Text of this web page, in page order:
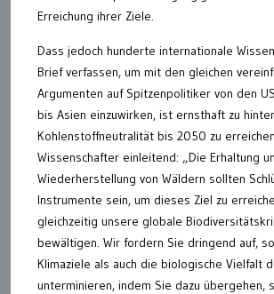
Erreichung ihrer Ziele.
Dass jedoch hunderte internationale
Brief verfassen, um mit den gleichen
Argumenten auf Spitzenpolitiker von den
bis Asien einzuwirken, ist ernsthaft zu
Kohlenstoffneutralität bis 2050 zu
Wissenschafter einleitend: „Die Erhaltung
Wiederherstellung von Wäldern sollten
Instrumente sein, um dieses Ziel zu
gleichzeitig unsere globale
bewältigen. Wir fordern Sie dringend auf,
Klimaziele als auch die biologische Vielfalt
unterminieren, indem Sie dazu übergehen,